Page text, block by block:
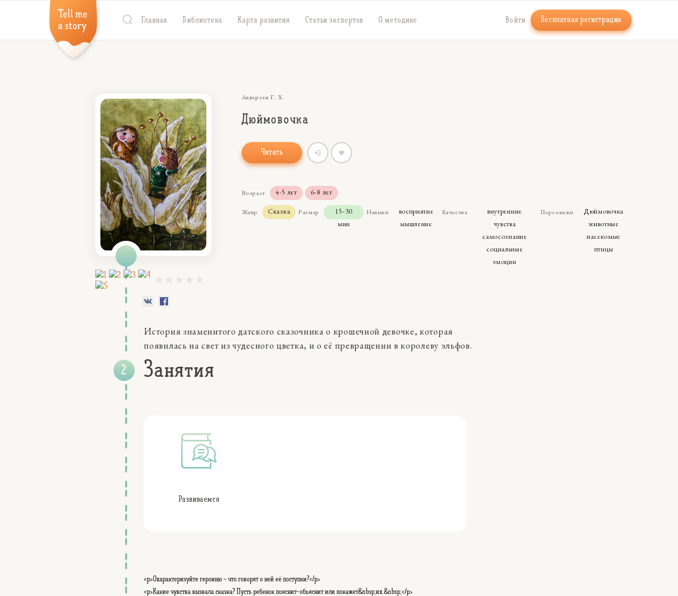
Главная Библиотека Карта развития Статьи экспертов О методике Войти Бесплатная регистрация
Андерсен Г. Х.
Дюймовочка
Читать
Возраст 4-5 лет 6-8 лет
Жанр Сказка Размер
15-30
мин
Навыки
восприятие
мышление
Качества
внутренние
чувства
самосознание
социальные
эмоции
Персонажи
Дюймовочка
животные
насекомые
птицы
История знаменитого датского сказочника о крошечной девочке, которая
появилась на свет из чудесного цветка, и о её превращении в королеву эльфов.
Занятия
Развиваемся
<p>Охарактеризуйте героиню - что говорят о ней её поступки?</p>
<p>Какие чувства вызвала сказка? Пусть ребенок пояснит-объяснит или покажет&nbsp;их.&nbsp;</p>